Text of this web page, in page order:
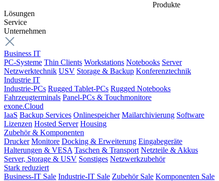
Produkte
Lösungen
Service
Unternehmen
Business IT
PC-Systeme Thin Clients Workstations Notebooks Server
Netzwerktechnik USV Storage & Backup Konferenztechnik
Industrie IT
Industrie-PCs Rugged Tablet-PCs Rugged Notebooks
Fahrzeugterminals Panel-PCs & Touchmonitore
exone.Cloud
IaaS Backup Services Onlinespeicher Mailarchivierung Software
Lizenzen Hosted Server Housing
Zubehör & Komponenten
Drucker Monitore Docking & Erweiterung Eingabegeräte
Halterungen & VESA Taschen & Transport Netzteile & Akkus
Server, Storage & USV Sonstiges Netzwerkzubehör
Stark reduziert
Business-IT Sale Industrie-IT Sale Zubehör Sale Komponenten Sale